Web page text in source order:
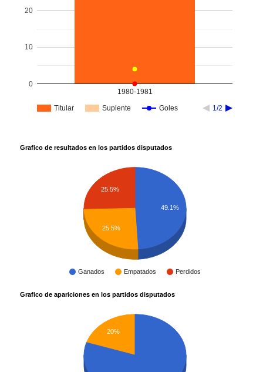
Titular Suplente Goles 1/2
1980-1981
0
10
20
Grafico de resultados en los partidos disputados
Ganados Empatados Perdidos
49.1%
25.5%
25.5%
Grafico de apariciones en los partidos disputados
20%